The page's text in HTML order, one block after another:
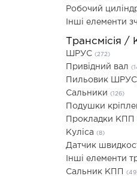
Робочий
Інші елементи
Трансмісія /
ШРУС (272)
Привідний вал
Пильовик
Сальники (126)
Подушки
Прокладки КПП
Куліса (8)
Датчик
Інші елементи
Сальник КПП